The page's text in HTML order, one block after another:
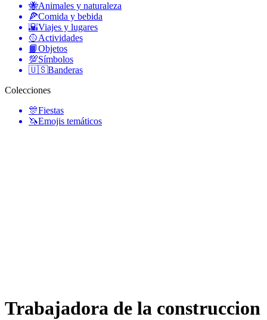
🐝Animales y naturaleza
🍕Comida y bebida
🌇Viajes y lugares
🥎Actividades
📙Objetos
💯Símbolos
🇺🇸Banderas
Colecciones
🎊Fiestas
🦄Emojis temáticos
Trabajadora de la construccion